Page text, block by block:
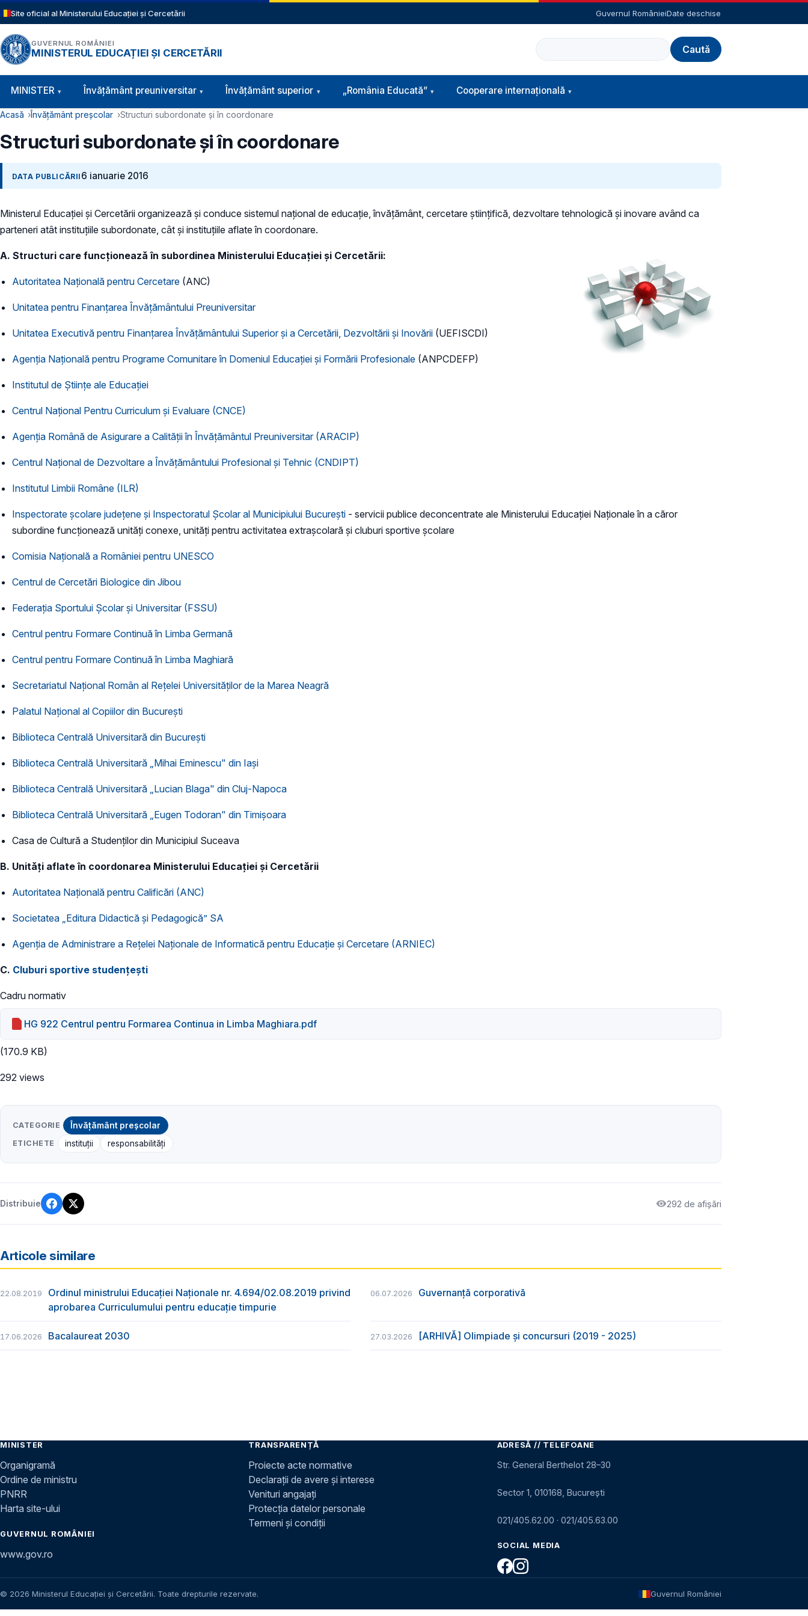
Sari la conținutul principal
Site oficial al Ministerului Educației și Cercetării Guvernul RomânieiDate deschise
GUVERNUL ROMÂNIEI
MINISTERUL EDUCAȚIEI ȘI CERCETĂRII
Caută
Navigație principală
MINISTER Învăţământ preuniversitar Învățământ superior „România Educată” Cooperare internațională
Cale de navigare
Acasă Învățământ preșcolar Structuri subordonate și în coordonare
Structuri subordonate și în coordonare
DATA PUBLICĂRII 6 ianuarie 2016
Ministerul Educaţiei și Cercetării organizează şi conduce sistemul naţional de educaţie, învăţământ, cercetare ştiinţifică, dezvoltare tehnologică şi inovare având ca
parteneri atât instituțiile subordonate, cât și instituțiile aflate în coordonare.
A. Structuri care funcţionează în subordinea Ministerului Educaţiei și Cercetării:
Autoritatea Națională pentru Cercetare (ANC)
Unitatea pentru Finanțarea Învățământului Preuniversitar
Unitatea Executivă pentru Finanţarea Învăţământului Superior şi a Cercetării, Dezvoltării şi Inovării (UEFISCDI)
Agenţia Naţională pentru Programe Comunitare în Domeniul Educaţiei şi Formării Profesionale (ANPCDEFP)
Institutul de Științe ale Educației
Centrul Naţional Pentru Curriculum și Evaluare (CNCE)
Agenţia Română de Asigurare a Calităţii în Învăţământul Preuniversitar (ARACIP)
Centrul Naţional de Dezvoltare a Învăţământului Profesional şi Tehnic (CNDIPT)
Institutul Limbii Române (ILR)
Inspectorate şcolare judeţene şi Inspectoratul Şcolar al Municipiului Bucureşti - servicii publice deconcentrate ale Ministerului Educaţiei Naţionale în a căror
subordine funcţionează unităţi conexe, unităţi pentru activitatea extraşcolară şi cluburi sportive şcolare
Comisia Naţională a României pentru UNESCO
Centrul de Cercetări Biologice din Jibou
Federaţia Sportului Şcolar şi Universitar (FSSU)
Centrul pentru Formare Continuă în Limba Germană
Centrul pentru Formare Continuă în Limba Maghiară
Secretariatul Naţional Român al Reţelei Universităţilor de la Marea Neagră
Palatul Naţional al Copiilor din Bucureşti
Biblioteca Centrală Universitară din Bucureşti
Biblioteca Centrală Universitară „Mihai Eminescu" din Iaşi
Biblioteca Centrală Universitară „Lucian Blaga" din Cluj-Napoca
Biblioteca Centrală Universitară „Eugen Todoran" din Timişoara
Casa de Cultură a Studenţilor din Municipiul Suceava
B. Unităţi aflate în coordonarea Ministerului Educaţiei și Cercetării
Autoritatea Naţională pentru Calificări (ANC)
Societatea „Editura Didactică şi Pedagogică” SA
Agenţia de Administrare a Reţelei Naţionale de Informatică pentru Educaţie şi Cercetare (ARNIEC)
C. Cluburi sportive studenţeşti
Cadru normativ
HG 922 Centrul pentru Formarea Continua in Limba Maghiara.pdf
(170.9 KB)
292 views
CATEGORIE Învățământ preșcolar
ETICHETE instituții responsabilități
Distribuie 292 de afișări
Articole similare
22.08.2019
Ordinul ministrului Educației Naționale nr. 4.694/02.08.2019 privind
aprobarea Curriculumului pentru educaţie timpurie
06.07.2026 Guvernanță corporativă
17.06.2026 Bacalaureat 2030 27.03.2026 [ARHIVĂ] Olimpiade și concursuri (2019 - 2025)
MINISTER
Organigramă
Ordine de ministru
PNRR
Harta site-ului
GUVERNUL ROMÂNIEI
www.gov.ro
TRANSPARENȚĂ
Proiecte acte normative
Declarații de avere și interese
Venituri angajați
Protecția datelor personale
Termeni și condiții
ADRESĂ // TELEFOANE
Str. General Berthelot 28–30
Sector 1, 010168, București
021/405.62.00 · 021/405.63.00
SOCIAL MEDIA
© 2026 Ministerul Educației și Cercetării. Toate drepturile rezervate. Guvernul României